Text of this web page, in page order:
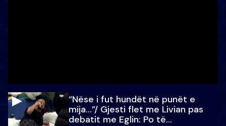
“Nëse i fut hundët në punët e
mija…”/ Gjesti flet me Livian pas
debatit me Eglin: Po të